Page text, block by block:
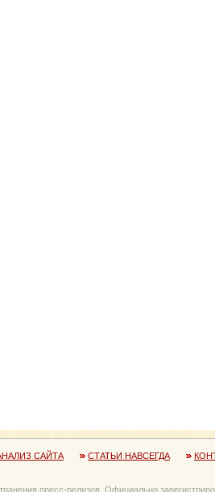
САЙТА СТАТЬИ НАВСЕГДА
пресс-релизов. Официально